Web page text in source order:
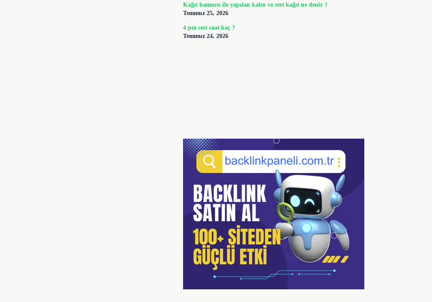
Kağıt hamuru ile yapılan kalın ve sert kağıt ne denir ?
Temmuz 25, 2026
4 pm cest saat kaç ?
Temmuz 24, 2026